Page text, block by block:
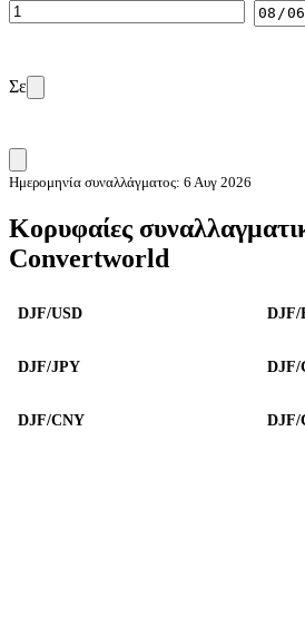
Σε
Ημερομηνία συναλλάγματος: 6 Αυγ 2026
Κορυφαίες
Convertworld
DJF/USD DJF/
DJF/JPY DJF/
DJF/CNY DJF/